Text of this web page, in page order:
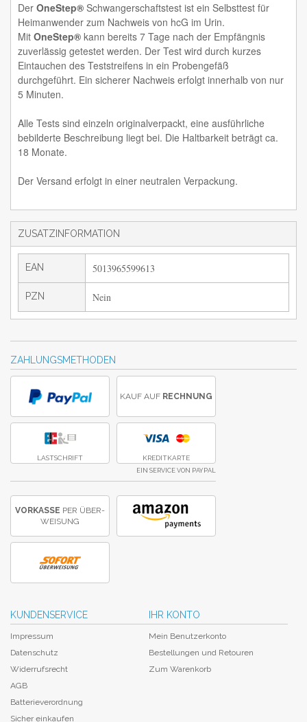
Der OneStep® Schwangerschaftstest ist ein Selbsttest für
Heimanwender zum Nachweis von hcG im Urin.
Mit OneStep® kann bereits 7 Tage nach der Empfängnis
zuverlässig getestet werden. Der Test wird durch kurzes
Eintauchen des Teststreifens in ein Probengefäß
durchgeführt. Ein sicherer Nachweis erfolgt innerhalb von nur
5 Minuten.
Alle Tests sind einzeln originalverpackt, eine ausführliche
bebilderte Beschreibung liegt bei. Die Haltbarkeit beträgt ca.
18 Monate.
Der Versand erfolgt in einer neutralen Verpackung.
ZUSATZINFORMATION
EAN 5013965599613
PZN Nein
ZAHLUNGSMETHODEN
KAUF AUF RECHNUNG
LASTSCHRIFT KREDITKARTE
EIN SERVICE VON PAYPAL
VORKASSE PER ÜBER­
WEISUNG
KUNDENSERVICE
Impressum
Datenschutz
Widerrufsrecht
AGB
Batterieverordnung
Sicher einkaufen
IHR KONTO
Mein Benutzerkonto
Bestellungen und Retouren
Zum Warenkorb